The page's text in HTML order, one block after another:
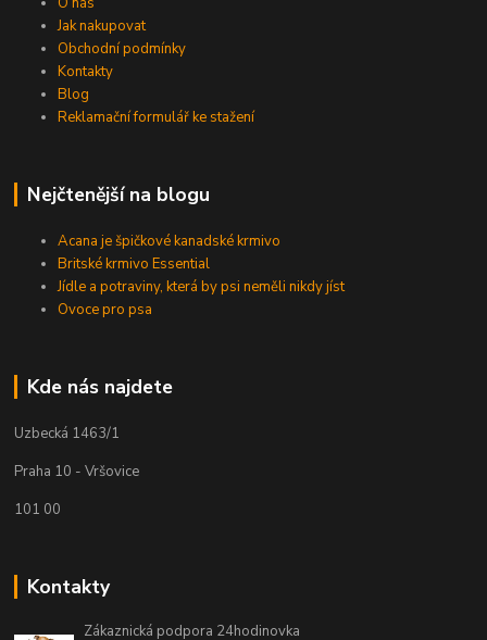
Jak nakupovat
Obchodní podmínky
Kontakty
Blog
Reklamační formulář ke stažení
Nejčtenější na blogu
Acana je špičkové kanadské krmivo
Britské krmivo Essential
Jídle a potraviny, která by psi neměli nikdy jíst
Ovoce pro psa
Kde nás najdete
Uzbecká 1463/1
Praha 10 - Vršovice
101 00
Kontakty
Zákaznická podpora 24hodinovka